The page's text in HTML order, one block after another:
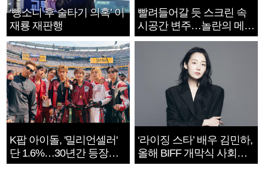
‘뺑소니 후 술타기 의혹’ 이
재룡 재판행
빨려들어갈 듯 스크린 속
시공간 변주…놀란의 메시
지는 ‘전쟁 속죄’
K팝 아이돌, '밀리언셀러'
단 1.6%…30년간 등장
1182개팀 전수조사
‘라이징 스타’ 배우 김민하,
올해 BIFF 개막식 사회자
확정